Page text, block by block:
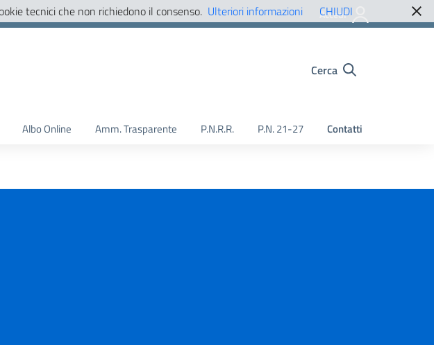
Accedi
Cerca
Albo Online Amm. Trasparente P.N.R.R. P.N. 21-27 Contatti
tecnici che non richiedono il consenso. Ulteriori informazioni CHIUDI